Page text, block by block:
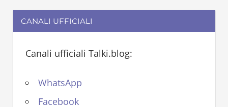
CANALI UFFICIALI
Canali ufficiali Talki.blog:
WhatsApp
Facebook